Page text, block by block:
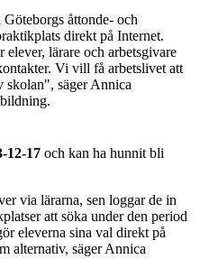
åttonde- och
direkt på Internet.
elever, lärare och arbetsgivare
Vi vill få arbetslivet att
skolan", säger Annica
12-17 och kan ha hunnit bli
via lärarna, sen loggar de in
att söka under den period
eleverna sina val direkt på
alternativ, säger Annica